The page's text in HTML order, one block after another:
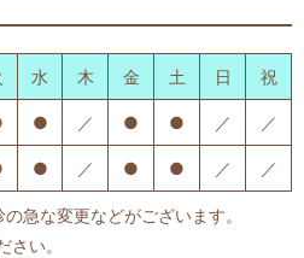
水 木 金 土 日 祝
● ／ ● ● ／ ／
● ／ ● ● ／ ／
急な変更などがございます。
い。